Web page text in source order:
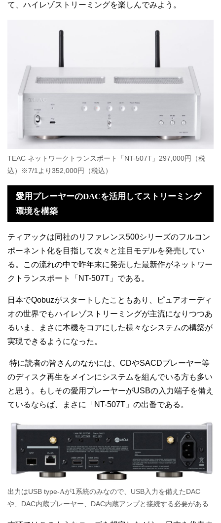
て、ハイレゾストリーミングを楽しんでみよう。
TEAC ネットワークトランスポート「NT-507T」297,000円（税
込）※7/1より352,000円（税込）
愛用プレーヤーのDACを活用してストリーミング
環境を構築
ティアックは同社のリファレンス500シリーズのフルコン
ポーネント化を目指して次々と注目モデルを発売してい
る。この流れの中で昨年末に発売した最新作がネットワー
クトランスポート「NT-507T」である。
日本でQobuzがスタートしたこともあり、ピュアオーディ
オの世界でもハイレゾストリーミングが主流になりつつあ
るいま、まさに本機をコアにした様々なシステムの構築が
実現できるようになった。
特に読者の皆さんのなかには、CDやSACDプレーヤー等
のディスク再生をメインにシステムを組んでいる方も多い
と思う。もしその愛用プレーヤーがUSBの入力端子を備え
ているならば、まさに「NT-507T」の出番である。
出力はUSB type-Aが1系統のみなので、USB入力を備えたDAC
や、DAC内蔵プレーヤー、DAC内蔵アンプと接続する必要がある